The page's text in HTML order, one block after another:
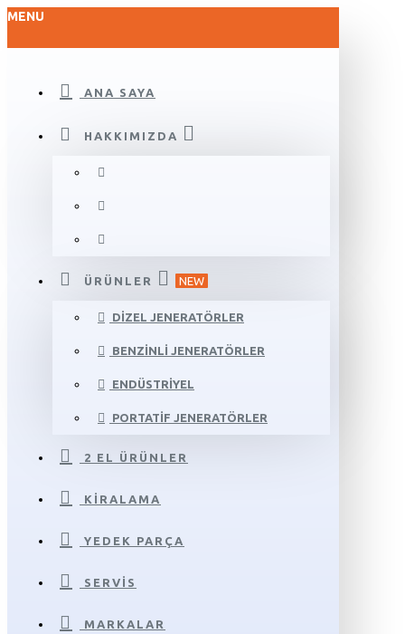
MENU
ANA SAYA
HAKKIMIZDA
ÜRÜNLER NEW
DIZEL JENERATÖRLER
BENZINLI JENERATÖRLER
ENDÜSTRIYEL
PORTATIF JENERATÖRLER
2 EL ÜRÜNLER
KIRALAMA
YEDEK PARÇA
SERVIS
MARKALAR